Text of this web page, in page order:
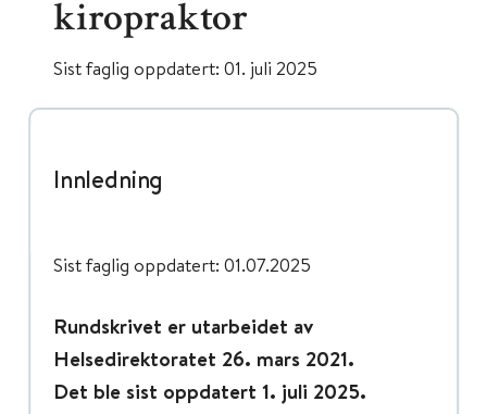
kiropraktor
Sist faglig oppdatert: 01. juli 2025
Innledning
Sist faglig oppdatert: 01.07.2025
Rundskrivet er utarbeidet av
Helsedirektoratet 26. mars 2021.
Det ble sist oppdatert 1. juli 2025.